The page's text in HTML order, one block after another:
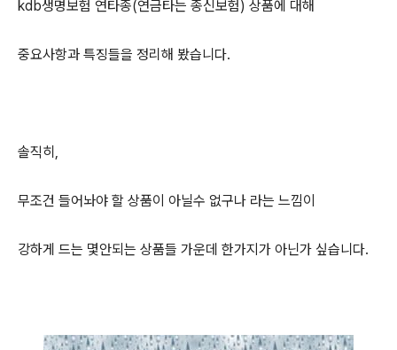
kdb생명보험 연타종(연금타는 종신보험) 상품에 대해
중요사항과 특징들을 정리해 봤습니다.
솔직히,
무조건 들어놔야 할 상품이 아닐수 없구나 라는 느낌이
강하게 드는 몇안되는 상품들 가운데 한가지가 아닌가 싶습니다.